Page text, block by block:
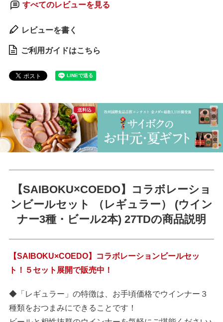
すべてのレビューを見る
レビューを書く
ご利用ガイドはこちら
【SAIBOKU×COEDO】コラボレーショ
ンビールセット （レギュラー） (ウイン
ナー3種・ビール2本) 27TDの商品説明
【SAIBOKU×COEDO】コラボレーションビールセッ
ト！５セット展開で販売中！
◆「レギュラー」の特徴は、お手頃価格でウインナー３
種類をおつまみにできることです！